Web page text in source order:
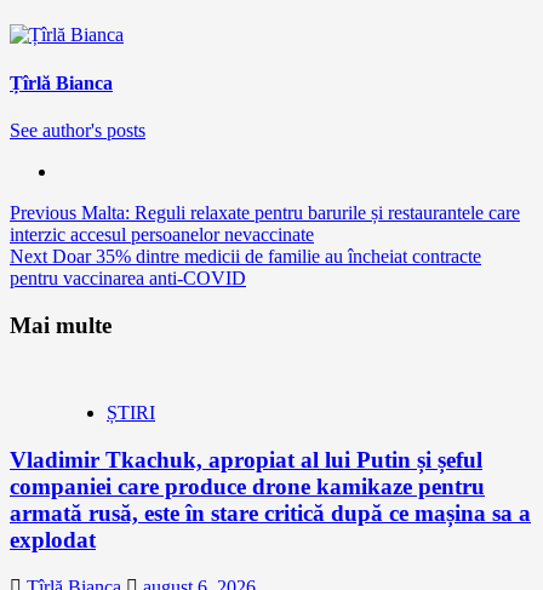
Țîrlă Bianca
See author's posts
Continue
Reading
Previous Malta: Reguli relaxate pentru barurile și restaurantele care
interzic accesul persoanelor nevaccinate
Next Doar 35% dintre medicii de familie au încheiat contracte
pentru vaccinarea anti-COVID
Mai multe
ȘTIRI
Vladimir Tkachuk, apropiat al lui Putin și șeful
companiei care produce drone kamikaze pentru
armată rusă, este în stare critică după ce mașina sa a
explodat